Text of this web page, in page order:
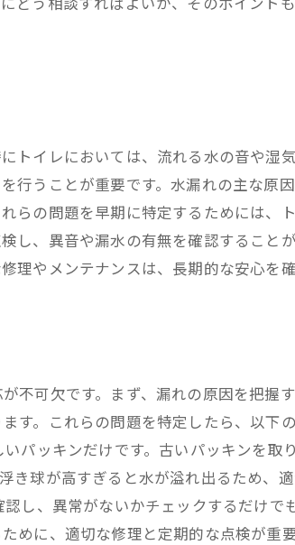
トイレにおいては、流れる水の音や湿
行うことが重要です。水漏れの主な原
らの問題を早期に特定するためには、
し、異音や漏水の有無を確認すること
やメンテナンスは、長期的な安心を確
不可欠です。まず、漏れの原因を把握
す。これらの問題を特定したら、以下
パッキンだけです。古いパッキンを取
き球が高すぎると水が溢れ出るため、
し、異常がないかチェックするだけで
に、適切な修理と定期的な点検が重要